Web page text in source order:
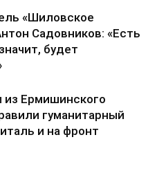
«Шиловское
Садовников: «Есть
будет
из Ермишинского
гуманитарный
и на фронт